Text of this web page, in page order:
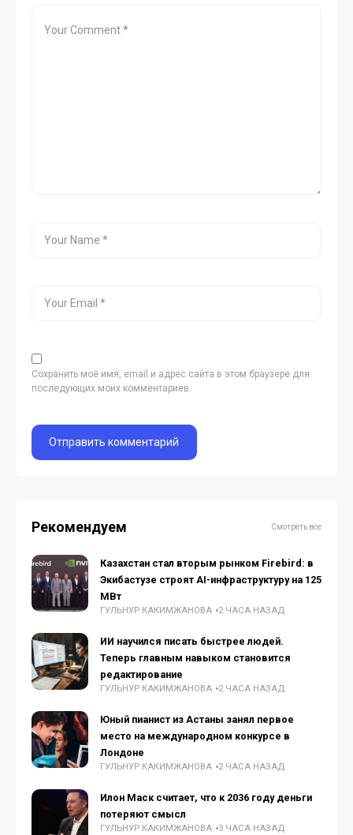
Сохранить моё имя, email и адрес сайта в этом браузере для
последующих моих комментариев.
Рекомендуем Смотреть все
Казахстан стал вторым рынком Firebird: в
Экибастузе строят AI-инфраструктуру на 125
МВт
ГУЛЬНУР КАКИМЖАНОВА 2 ЧАСА НАЗАД
ИИ научился писать быстрее людей.
Теперь главным навыком становится
редактирование
ГУЛЬНУР КАКИМЖАНОВА 2 ЧАСА НАЗАД
Юный пианист из Астаны занял первое
место на международном конкурсе в
Лондоне
ГУЛЬНУР КАКИМЖАНОВА 2 ЧАСА НАЗАД
Илон Маск считает, что к 2036 году деньги
потеряют смысл
ГУЛЬНУР КАКИМЖАНОВА 3 ЧАСА НАЗАД